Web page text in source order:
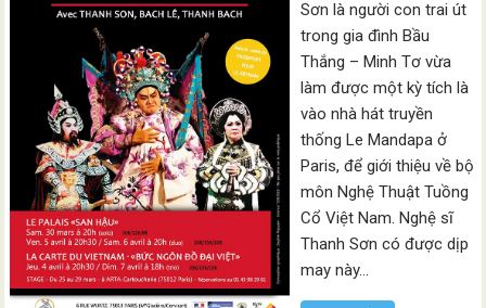
Sơn là người con trai út
trong gia đình Bầu
Thắng – Minh Tơ vừa
làm được một kỳ tích là
vào nhà hát truyền
thống Le Mandapa ở
Paris, để giới thiệu về bộ
môn Nghệ Thuật Tuồng
Cổ Việt Nam. Nghệ sĩ
Thanh Sơn có được dịp
may này…